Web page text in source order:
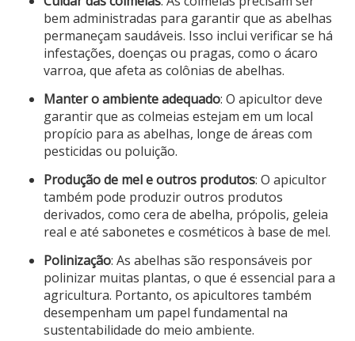
bem administradas para garantir que as abelhas
permaneçam saudáveis. Isso inclui verificar se há
infestações, doenças ou pragas, como o ácaro
varroa, que afeta as colônias de abelhas.
Manter o ambiente adequado: O apicultor deve
garantir que as colmeias estejam em um local
propício para as abelhas, longe de áreas com
pesticidas ou poluição.
Produção de mel e outros produtos: O apicultor
também pode produzir outros produtos
derivados, como cera de abelha, própolis, geleia
real e até sabonetes e cosméticos à base de mel.
Polinização: As abelhas são responsáveis por
polinizar muitas plantas, o que é essencial para a
agricultura. Portanto, os apicultores também
desempenham um papel fundamental na
sustentabilidade do meio ambiente.